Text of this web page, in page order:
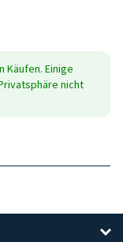
Käufen. Einige
nicht